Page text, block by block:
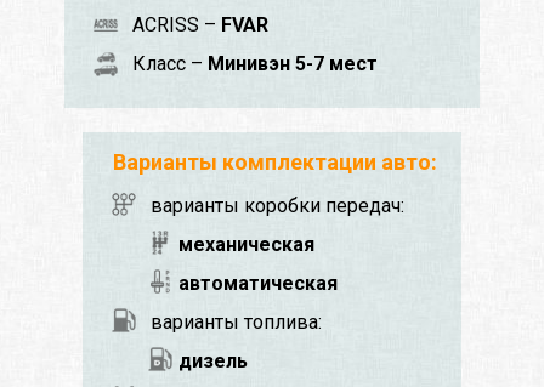
ACRISS – FVAR
Класс – Минивэн 5-7 мест
Варианты комплектации авто:
варианты коробки передач:
механическая
автоматическая
варианты топлива:
дизель